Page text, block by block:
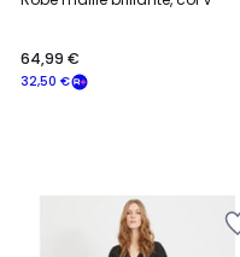
32,50 €
64,99 €